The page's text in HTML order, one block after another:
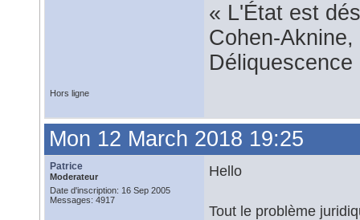
« L'État est
Cohen-
Hors ligne
Mon 12 March 2018 19:25
Patrice
Moderateur
Date d'inscription: 16 Sep 2005
Messages: 4917
Hello
Tout le problème